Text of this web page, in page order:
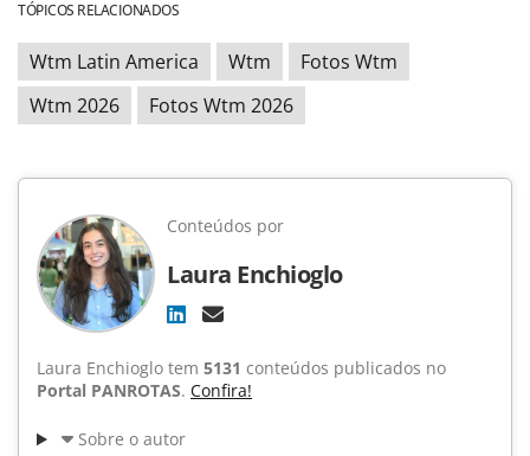
TÓPICOS RELACIONADOS
Wtm Latin America Wtm
Fotos Wtm
Wtm 2026
Fotos Wtm 2026
Conteúdos por
Laura Enchioglo
Laura Enchioglo tem 5131 conteúdos publicados no
Portal PANROTAS. Confira!
Sobre o autor